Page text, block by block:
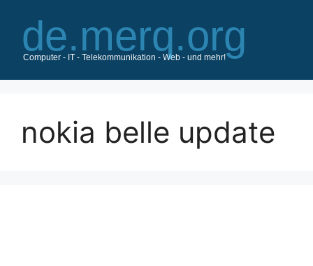
Inhalt
springen
nokia belle update